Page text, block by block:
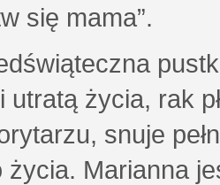
się mama”.
utratą życia, rak
snuje
życia. Marianna